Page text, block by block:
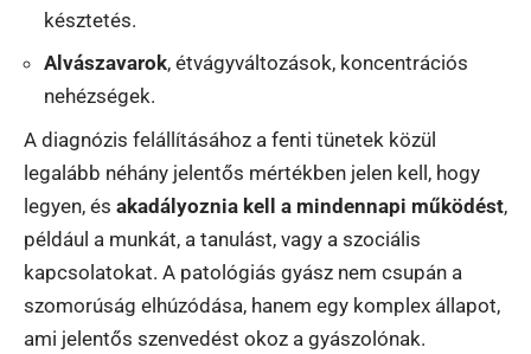
késztetés.
Alvászavarok, étvágyváltozások, koncentrációs
nehézségek.
A diagnózis felállításához a fenti tünetek közül
legalább néhány jelentős mértékben jelen kell, hogy
legyen, és akadályoznia kell a mindennapi működést,
például a munkát, a tanulást, vagy a szociális
kapcsolatokat. A patológiás gyász nem csupán a
szomorúság elhúzódása, hanem egy komplex állapot,
ami jelentős szenvedést okoz a gyászolónak.